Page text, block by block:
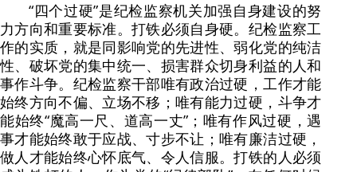
“四个过硬”是纪检监察机关加强自身建设的努
力方向和重要标准。打铁必须自身硬。纪检监察工
作的实质，就是同影响党的先进性、弱化党的纯洁
性、破坏党的集中统一、损害群众切身利益的人和
事作斗争。纪检监察干部唯有政治过硬，工作才能
始终方向不偏、立场不移；唯有能力过硬，斗争才
能始终“魔高一尺、道高一丈”；唯有作风过硬，遇
事才能始终敢于应战、寸步不让；唯有廉洁过硬，
做人才能始终心怀底气、令人信服。打铁的人必须